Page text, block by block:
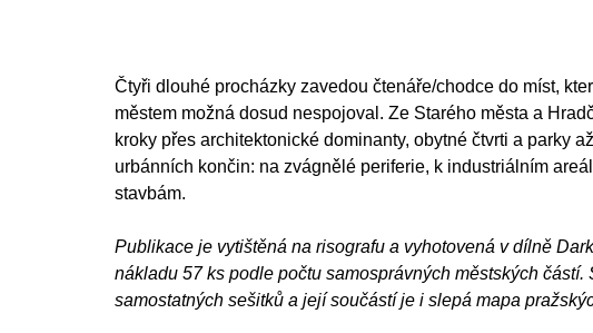
Čtyři dlouhé procházky zavedou čtenáře/chodce do míst,
městem možná dosud nespojoval. Ze Starého města a
kroky přes architektonické dominanty, obytné čtvrti a parky
urbánních končin: na zvágnělé periferie, k industriálním
stavbám.
Publikace je vytištěná na risografu a vyhotovená v dílně
nákladu 57 ks podle počtu samosprávných městských částí.
samostatných sešitků a její součástí je i slepá mapa